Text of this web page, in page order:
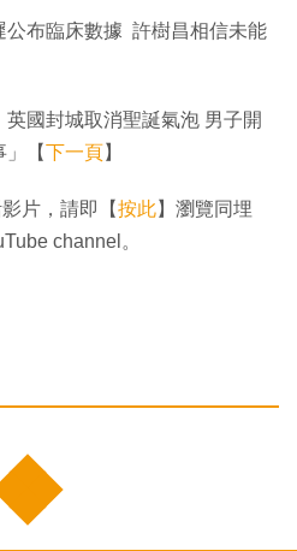
公布臨床數據 許樹昌相信未能
英國封城取消聖誕氣泡 男子開
」【下一頁】
片，請即【按此】瀏覽同埋
channel。